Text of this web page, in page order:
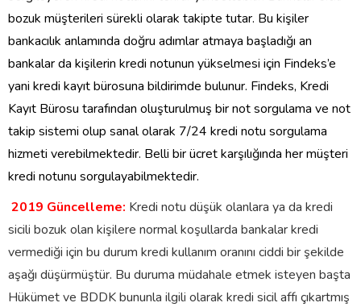
bozuk müşterileri sürekli olarak takipte tutar. Bu kişiler
bankacılık anlamında doğru adımlar atmaya başladığı an
bankalar da kişilerin kredi notunun yükselmesi için Findeks’e
yani kredi kayıt bürosuna bildirimde bulunur. Findeks, Kredi
Kayıt Bürosu tarafından oluşturulmuş bir not sorgulama ve not
takip sistemi olup sanal olarak 7/24 kredi notu sorgulama
hizmeti verebilmektedir. Belli bir ücret karşılığında her müşteri
kredi notunu sorgulayabilmektedir.
2019 Güncelleme: Kredi notu düşük olanlara ya da kredi
sicili bozuk olan kişilere normal koşullarda bankalar kredi
vermediği için bu durum kredi kullanım oranını ciddi bir şekilde
aşağı düşürmüştür. Bu duruma müdahale etmek isteyen başta
Hükümet ve BDDK bununla ilgili olarak kredi sicil affı çıkartmış